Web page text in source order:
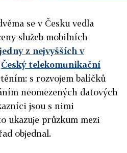
se v Česku vedla
služeb mobilních
jedny z nejvyšších v
Český telekomunikační
s rozvojem balíčků
neomezených datových
jsou s nimi
ukazuje průzkum mezi
objednal.